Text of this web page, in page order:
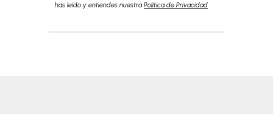
has leído y entiendes nuestraPolítica de Privacidad